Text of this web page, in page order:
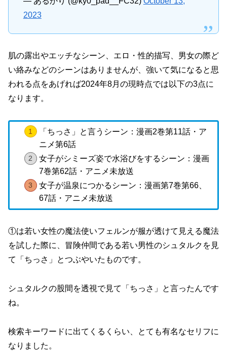
2023
肌の露出やエッチなシーン、エロ・性的描写、男女の際ど
い絡みなどのシーンはありませんが、強いて気になると思
われる点をあげれば2024年8月の現時点では以下の3点に
なります。
「ちっさ」と言うシーン：漫画2巻第11話・ア
ニメ第6話
女子がシミーズ姿で水浴びをするシーン：漫画
7巻第62話・アニメ未放送
女子が温泉につかるシーン：漫画第7巻第66、
67話・アニメ未放送
①は若い女性の魔法使いフェルンが服が透けて見える魔法
を試した際に、冒険仲間である若い男性のシュタルクを見
て「ちっさ」とつぶやいたものです。
シュタルクの股間を透視で見て「ちっさ」と言ったんです
ね。
検索キーワードに出てくるくらい、とても有名なセリフに
なりました。